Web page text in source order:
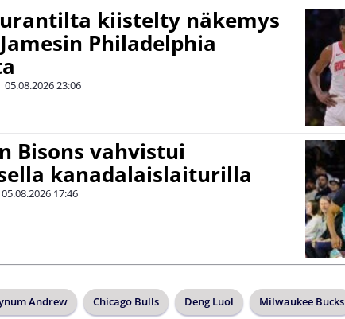
kiistelty näkemys
Philadelphia
05.08.202623:06
Bisons vahvistui
kanadalaislaiturilla
05.08.2026 17:46
Andrew Chicago Bulls Deng Luol Milwaukee Bucks